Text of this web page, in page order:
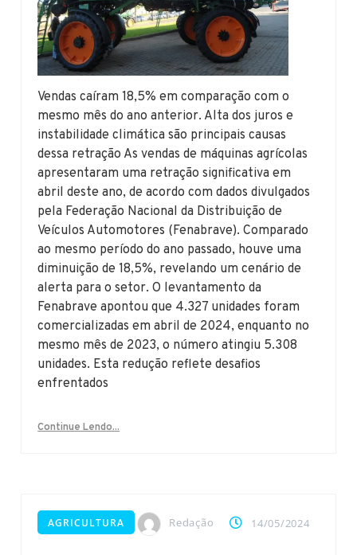
Vendas caíram 18,5% em comparação com o
mesmo mês do ano anterior. Alta dos juros e
instabilidade climática são principais causas
dessa retração As vendas de máquinas agrícolas
apresentaram uma retração significativa em
abril deste ano, de acordo com dados divulgados
pela Federação Nacional da Distribuição de
Veículos Automotores (Fenabrave). Comparado
ao mesmo período do ano passado, houve uma
diminuição de 18,5%, revelando um cenário de
alerta para o setor. O levantamento da
Fenabrave apontou que 4.327 unidades foram
comercializadas em abril de 2024, enquanto no
mesmo mês de 2023, o número atingiu 5.308
unidades. Esta redução reflete desafios
enfrentados
Continue Lendo...
AGRICULTURA Redação 14/05/2024